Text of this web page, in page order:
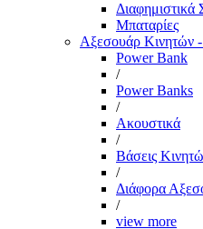
Διαφημιστικά
Μπαταρίες
Αξεσουάρ Κινητών
Power Bank
/
Power Banks
/
Ακουστικά
/
Βάσεις
/
Διάφορα
/
view more